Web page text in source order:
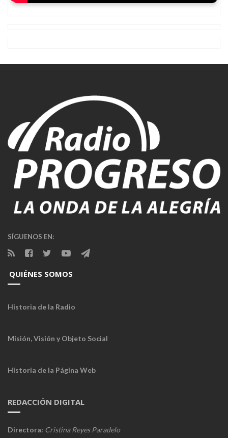
SÍGUENOS EN:
QUIÉNES SOMOS
Historia de la Radio
Misión, Visión y Objeto Social
Historia de la Página Web
REDACCIÓN DIGITAL
Directora: Cristina Reyes Paradelo